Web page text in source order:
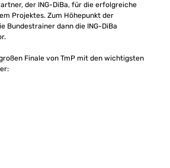
der ING-DiBa, für die erfolgreiche
Projektes. Zum Höhepunkt der
Bundestrainer dann die ING-DiBa
Finale von TmP mit den wichtigsten